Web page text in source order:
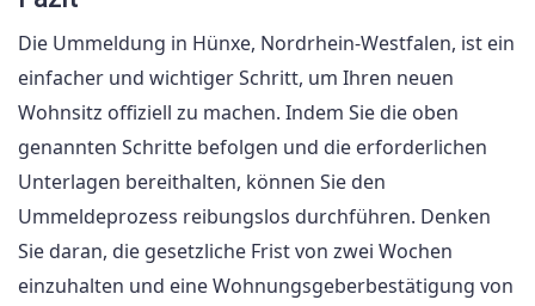
Die Ummeldung in Hünxe, Nordrhein-Westfalen, ist ein
einfacher und wichtiger Schritt, um Ihren neuen
Wohnsitz offiziell zu machen. Indem Sie die oben
genannten Schritte befolgen und die erforderlichen
Unterlagen bereithalten, können Sie den
Ummeldeprozess reibungslos durchführen. Denken
Sie daran, die gesetzliche Frist von zwei Wochen
einzuhalten und eine Wohnungsgeberbestätigung von